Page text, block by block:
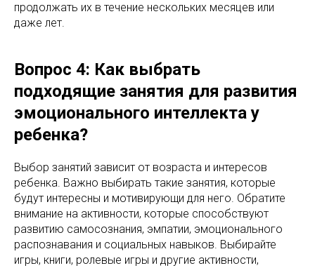
продолжать их в течение нескольких месяцев или
даже лет.
Вопрос 4: Как выбрать
подходящие занятия для развития
эмоционального интеллекта у
ребенка?
Выбор занятий зависит от возраста и интересов
ребенка. Важно выбирать такие занятия, которые
будут интересны и мотивирующи для него. Обратите
внимание на активности, которые способствуют
развитию самосознания, эмпатии, эмоционального
распознавания и социальных навыков. Выбирайте
игры, книги, ролевые игры и другие активности,